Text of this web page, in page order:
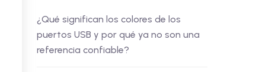
¿Qué significan los colores de los
puertos USB y por qué ya no son una
referencia confiable?